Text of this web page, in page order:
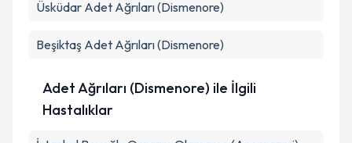
Üsküdar Adet Ağrıları (Dismenore)
Beşiktaş Adet Ağrıları (Dismenore)
Adet Ağrıları (Dismenore) ile İlgili
Hastalıklar